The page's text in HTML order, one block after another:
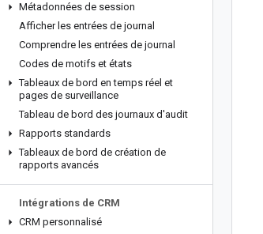
Métadonnées de session
Afficher les entrées de journal
Comprendre les entrées de journal
Codes de motifs et états
Tableaux de bord en temps réel et
pages de surveillance
Tableau de bord des journaux d'audit
Rapports standards
Tableaux de bord de création de
rapports avancés
Intégrations de CRM
CRM personnalisé